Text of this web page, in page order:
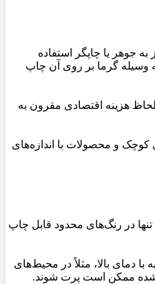
به جوهر یا چاپگر استفاده
وسیله گرما بر روی آن چاپ
لحاظ هزینه اقتصادی مقرون به
کوچک و محصولات با اندازه‌های
تنها در رنگ‌های محدود قابل چاپ
دمای بالا، مثلاً در محیط‌های
ممکن است پرت شوند.